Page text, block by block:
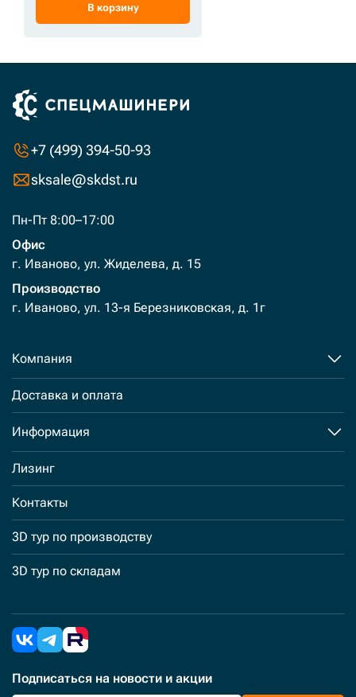
В корзину
+7 (499) 394-50-93
sksale@skdst.ru
Пн-Пт 8:00–17:00
Офис
г. Иваново, ул. Жиделева, д. 15
Производство
г. Иваново, ул. 13-я Березниковская, д. 1г
Компания
Доставка и оплата
Информация
Лизинг
Контакты
3D тур по производству
3D тур по складам
Подписаться на новости и акции